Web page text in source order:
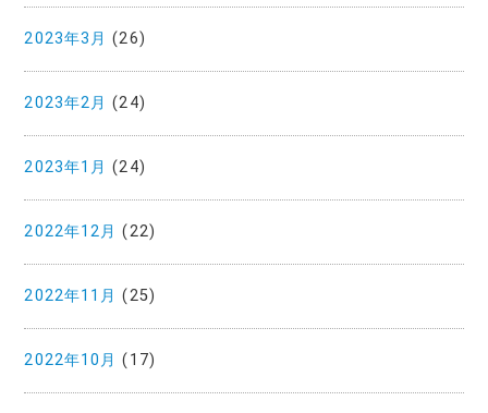
2023年3月 (26)
2023年2月 (24)
2023年1月 (24)
2022年12月 (22)
2022年11月 (25)
2022年10月 (17)